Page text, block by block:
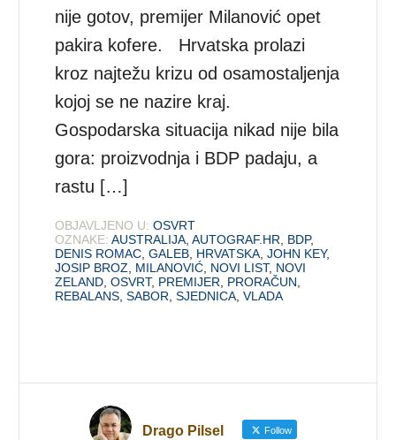
nije gotov, premijer Milanović opet
pakira kofere. Hrvatska prolazi
kroz najtežu krizu od osamostaljenja
kojoj se ne nazire kraj.
Gospodarska situacija nikad nije bila
gora: proizvodnja i BDP padaju, a
rastu […]
OBJAVLJENO U: OSVRT
OZNAKE: AUSTRALIJA ,AUTOGRAF.HR BDP,
DENIS ROMAC ,GALEB HRVATSKA ,JOHN KEY,
JOSIP BROZ
MILANOVIĆ NOVI LIST, NOVI
ZELAND ,OSVRT, PREMIJER PRORAČUN
REBALANS ,SABOR ,SJEDNICA ,VLADA
Drago Pilsel Follow